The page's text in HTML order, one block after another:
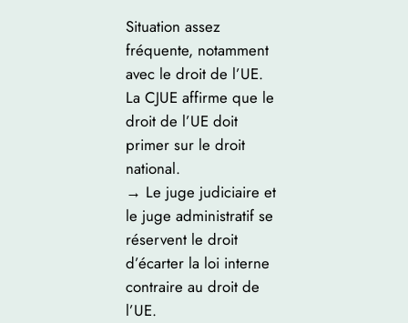
Situation assez
fréquente, notamment
avec le droit de l’UE.
La CJUE affirme que le
droit de l’UE doit
primer sur le droit
national.
→ Le juge judiciaire et
le juge administratif se
réservent le droit
d’écarter la loi interne
contraire au droit de
l’UE.